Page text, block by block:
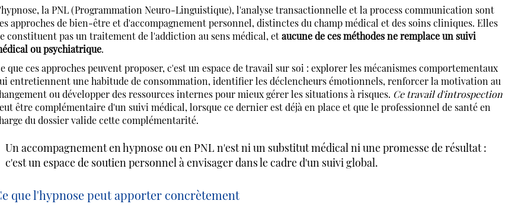
la PNL (Programmation Neuro-Linguistique), l'analyse transactionnelle et la process communication sont
approches de bien-être et d'accompagnement personnel, distinctes du champ médical et des soins cliniques. Elles
constituent pas un traitement de l'addiction au sens médical, etaucune de ces méthodes ne remplace un suivi
ou psychiatrique.
que ces approches peuvent proposer, c'est un espace de travail sur soi : explorer les mécanismes comportementaux
entretiennent une habitude de consommation, identifier les déclencheurs émotionnels, renforcer la motivation au
ou développer des ressources internes pour mieux gérer les situations à risques. Ce travail d'introspection
être complémentaire d'un suivi médical, lorsque ce dernier est déjà en place et que le professionnel de santé en
du dossier valide cette complémentarité.
Un accompagnement en hypnose ou en PNL n'est ni un substitut médical ni une promesse de résultat :
c'est un espace de soutien personnel à envisager dans le cadre d'un suivi global.
que l'hypnose peut apporter concrètement